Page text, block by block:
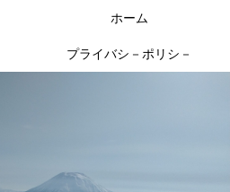
ホーム
プライバシ－ポリシ－